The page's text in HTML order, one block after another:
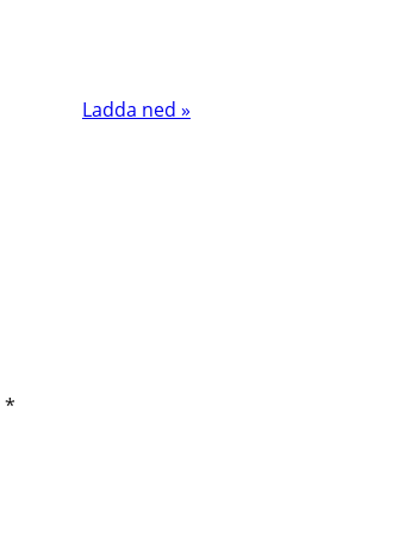
Ladda ned »
*